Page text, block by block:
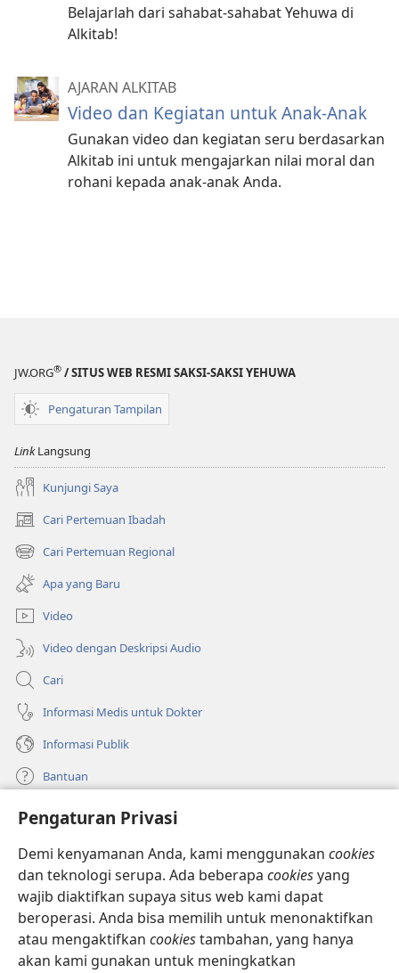
Pengaturan Privasi
Demi kenyamanan Anda, kami menggunakan cookies
dan teknologi serupa. Ada beberapa cookiesyang
wajib diaktifkan supaya situs web kami dapat
beroperasi. Anda bisa memilih untuk menonaktifkan
atau mengaktifkan cookiestambahan, yang hanya
akan kami gunakan untuk meningkatkan
Belajarlah dari sahabat-sahabat Yehuwa di
Alkitab!
AJARAN ALKITAB
Video dan Kegiatan untuk Anak-Anak
Gunakan video dan kegiatan seru berdasarkan
Alkitab ini untuk mengajarkan nilai moral dan
rohani kepada anak-anak Anda.
JW.ORG® / SITUS WEB RESMI SAKSI-SAKSI YEHUWA
Pengaturan Tampilan
LinkLangsung
Kunjungi Saya
Cari Pertemuan Ibadah
(terbuka
di
window
baru)
Cari Pertemuan Regional
(terbuka
di
window
baru)
Apa yang Baru
Video
Video dengan Deskripsi Audio
Cari
Informasi Medis untuk Dokter
Informasi Publik
Bantuan
Sumbangan
(terbuka
di
window
baru)
PERPUSTAKAAN ONLINE Menara Pengawal
(terbuka
di
window
®
(terbuka
di
window
baru)
JW Library ®